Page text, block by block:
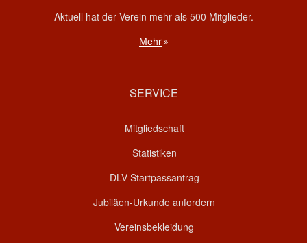
Aktuell hat der Verein mehr als 500 Mitglieder.
Mehr
SERVICE
Mitgliedschaft
Statistiken
DLV Startpassantrag
Jubiläen-Urkunde anfordern
Vereinsbekleidung